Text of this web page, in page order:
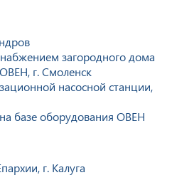
загородного дома
г. Смоленск
насосной станции,
базе оборудования ОВЕН
г. Калуга